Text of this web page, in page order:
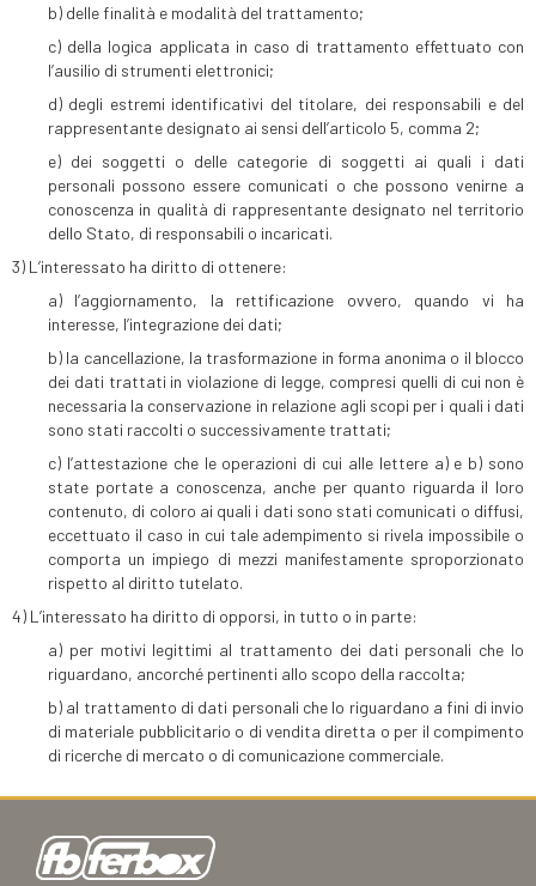
b) delle finalità e modalità del trattamento;
c) della logica applicata in caso di trattamento effettuato con
l’ausilio di strumenti elettronici;
d) degli estremi identificativi del titolare, dei responsabili e del
rappresentante designato ai sensi dell’articolo 5, comma 2;
e) dei soggetti o delle categorie di soggetti ai quali i dati
personali possono essere comunicati o che possono venirne a
conoscenza in qualità di rappresentante designato nel territorio
dello Stato, di responsabili o incaricati.
3) L’interessato ha diritto di ottenere:
a) l’aggiornamento, la rettificazione ovvero, quando vi ha
interesse, l’integrazione dei dati;
b) la cancellazione, la trasformazione in forma anonima o il blocco
dei dati trattati in violazione di legge, compresi quelli di cui non è
necessaria la conservazione in relazione agli scopi per i quali i dati
sono stati raccolti o successivamente trattati;
c) l’attestazione che le operazioni di cui alle lettere a) e b) sono
state portate a conoscenza, anche per quanto riguarda il loro
contenuto, di coloro ai quali i dati sono stati comunicati o diffusi,
eccettuato il caso in cui tale adempimento si rivela impossibile o
comporta un impiego di mezzi manifestamente sproporzionato
rispetto al diritto tutelato.
4) L’interessato ha diritto di opporsi, in tutto o in parte:
a) per motivi legittimi al trattamento dei dati personali che lo
riguardano, ancorché pertinenti allo scopo della raccolta;
b) al trattamento di dati personali che lo riguardano a fini di invio
di materiale pubblicitario o di vendita diretta o per il compimento
di ricerche di mercato o di comunicazione commerciale.